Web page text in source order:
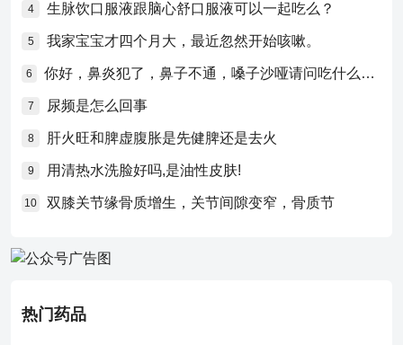
4 生脉饮口服液跟脑心舒口服液可以一起吃么？
5 我家宝宝才四个月大，最近忽然开始咳嗽。
6 你好，鼻炎犯了，鼻子不通，嗓子沙哑请问吃什么药比较好？
7 尿频是怎么回事
8 肝火旺和脾虚腹胀是先健脾还是去火
9 用清热水洗脸好吗,是油性皮肤!
10 双膝关节缘骨质增生，关节间隙变窄，骨质节
热门药品